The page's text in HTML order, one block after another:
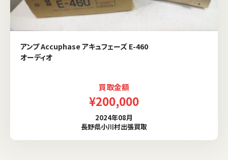
アンプ Accuphase アキュフェーズ E-460
オーディオ
買取金額
¥200,000
2024年08月
長野県小川村出張買取